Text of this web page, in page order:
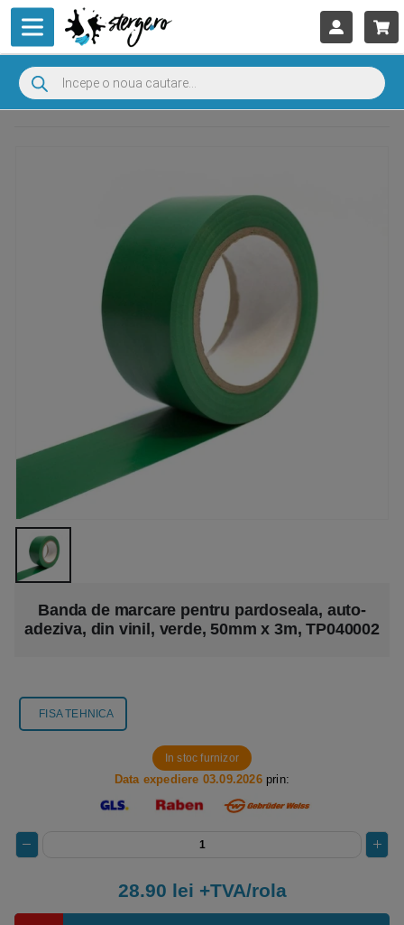
Banda de marcare pentru pardoseala, auto-
adeziva, din vinil, verde, 50mm x 3m, TP040002
FISA TEHNICA
In stoc furnizor
Data expediere 03.09.2026prin:
28.90 lei +TVA/rola